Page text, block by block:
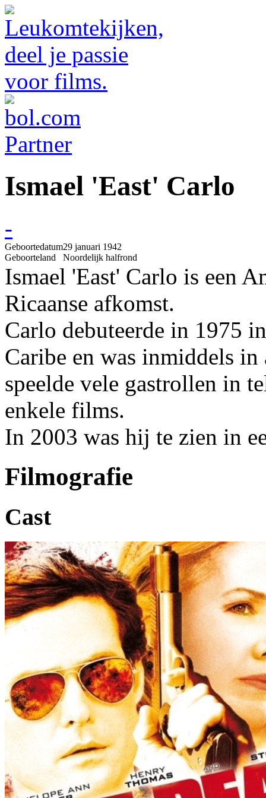
Ismael 'East' Carlo
-
Geboortedatum29 januari 1942
Geboorteland
Noordelijk halfrond
Ismael 'East' Carlo is een
Ricaanse afkomst.
Carlo debuteerde in 1975
Caribe en was inmiddels
speelde vele gastrollen in
enkele films.
In 2003 was hij te zien in
Filmografie
Cast